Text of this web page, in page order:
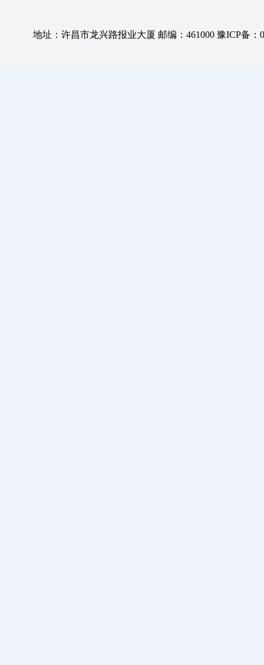
地址：许昌市龙兴路报业大厦 邮编：461000 豫ICP备：